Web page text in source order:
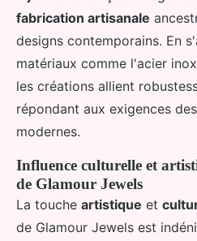
fabrication artisanale
designs contemporains. En
matériaux comme l'acier
les créations allient
répondant aux exigences
modernes.
Influence culturelle et
de Glamour Jewels
La touche artistique et
de Glamour Jewels est